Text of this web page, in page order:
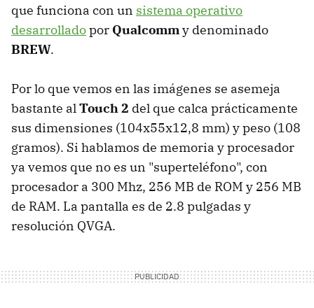
que funciona con un sistema operativo
desarrolladopor Qualcommy denominado
BREW.
Por lo que vemos en las imágenes se asemeja
bastante alTouch 2 del que calca prácticamente
sus dimensiones (104x55x12,8 mm) y peso (108
gramos). Si hablamos de memoria y procesador
ya vemos que no es un "superteléfono", con
procesador a 300 Mhz, 256 MB de ROM y 256 MB
de RAM. La pantalla es de 2.8 pulgadas y
resolución QVGA.